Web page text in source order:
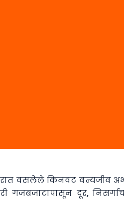
वसलेले किनवट
गजबजाटापासून दूर,